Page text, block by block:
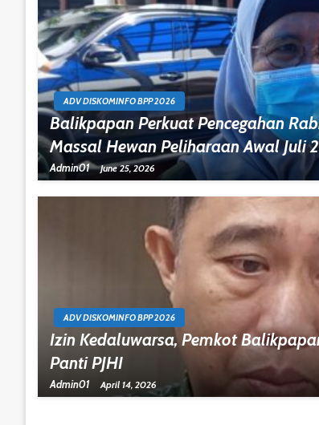
ADV DISKOMINFO BPP 2026
Balikpapan Perkuat Pencegahan
Massal Hewan Peliharaan Awal Juli
Admin01 June 25, 2026
ADV DISKOMINFO BPP 2026
Izin Kedaluwarsa, Pemkot
Panti PJHI
Admin01 April 14, 2026